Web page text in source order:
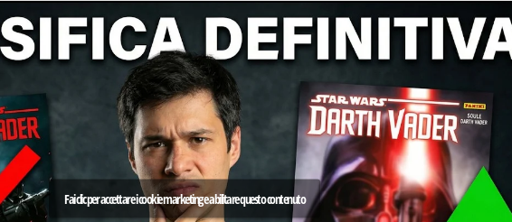
Fai clic per accettare i cookie marketing e abilitare questo contenuto